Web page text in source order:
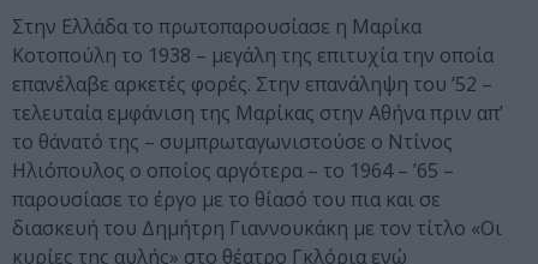
Στην Ελλάδα το πρωτοπαρουσίασε η Μαρίκα
Κοτοπούλη το 1938 – μεγάλη της επιτυχία την οποία
επανέλαβε αρκετές φορές. Στην επανάληψη του ’52 –
τελευταία εμφάνιση της Μαρίκας στην Αθήνα πριν απ’
το θάνατό της – συμπρωταγωνιστούσε ο Ντίνος
Ηλιόπουλος ο οποίος αργότερα – το 1964 – ’65 –
παρουσίασε το έργο με το θίασό του πια και σε
διασκευή του Δημήτρη Γιαννουκάκη με τον τίτλο «Οι
κυρίες της αυλής» στο θέατρο Γκλόρια ενώ